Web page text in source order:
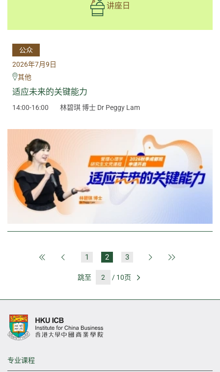
讲座日
公众
2026年7月9日
其他
适应未来的关键能力
14:00-16:00 林碧琪 博士 Dr Peggy Lam
第一页 上一页
1 2 3 下一页
跳至 / 10页
专业课程